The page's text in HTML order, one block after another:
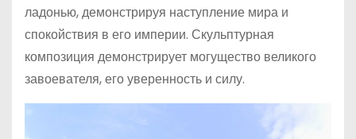
ладонью, демонстрируя наступление мира и
спокойствия в его империи. Скульптурная
композиция демонстрирует могущество великого
завоевателя, его уверенность и силу.